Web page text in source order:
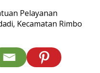
Pelayanan
Kecamatan Rimbo